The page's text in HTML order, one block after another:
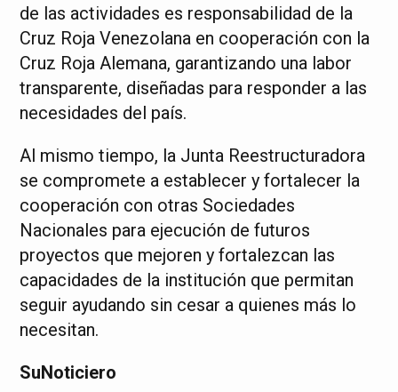
de las actividades es responsabilidad de la
Cruz Roja Venezolana en cooperación con la
Cruz Roja Alemana, garantizando una labor
transparente, diseñadas para responder a las
necesidades del país.
Al mismo tiempo, la Junta Reestructuradora
se compromete a establecer y fortalecer la
cooperación con otras Sociedades
Nacionales para ejecución de futuros
proyectos que mejoren y fortalezcan las
capacidades de la institución que permitan
seguir ayudando sin cesar a quienes más lo
necesitan.
SuNoticiero